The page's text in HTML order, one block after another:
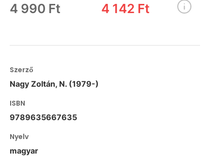
4 990 Ft 4 142 Ft
Szerző
Nagy Zoltán, N. (1979-)
ISBN
9789635667635
Nyelv
magyar